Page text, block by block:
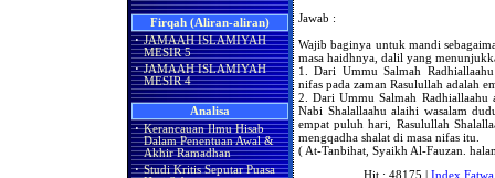
Firqah (Aliran-aliran)
· JAMAAH ISLAMIYAH
MESIR 5
· JAMAAH ISLAMIYAH
MESIR 4
Analisa
· Kerancauan Ilmu Hisab
Dalam Penentuan Awal &
Akhir Ramadhan
· Studi Kritis Seputar Puasa
Jawab :
Wajib baginya untuk mandi
masa haidhnya, dalil yang
1. Dari Ummu Salmah
nifas pada zaman Rasulullah adalah
2. Dari Ummu Salmah Radhiallaahu
Nabi Shalallaahu alaihi wasalam
empat puluh hari, Rasulullah
mengqadha shalat di masa nifas itu.
( At-Tanbihat, Syaikh Al-Fauzan.
Hit : 48175 | Index Fatwa